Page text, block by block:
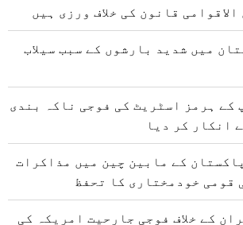
قانون کی خلاف ورزی ہیں
میں شدید بارشوں کے سبب سیلاب
کے ہرمز اسٹریٹ کی فوجی ناکہ بندی
انکار کر دیا
کے مابین چین میں مذاکرات
قومی خودمختاری کا تحفظ
کے خلاف فوجی جارحیت امریکہ کی